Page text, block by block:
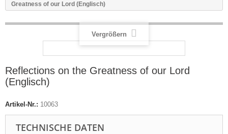
Greatness of our Lord (Englisch)
Vergrößern
Reflections on the Greatness of our Lord
(Englisch)
Artikel-Nr.: 10063
TECHNISCHE DATEN